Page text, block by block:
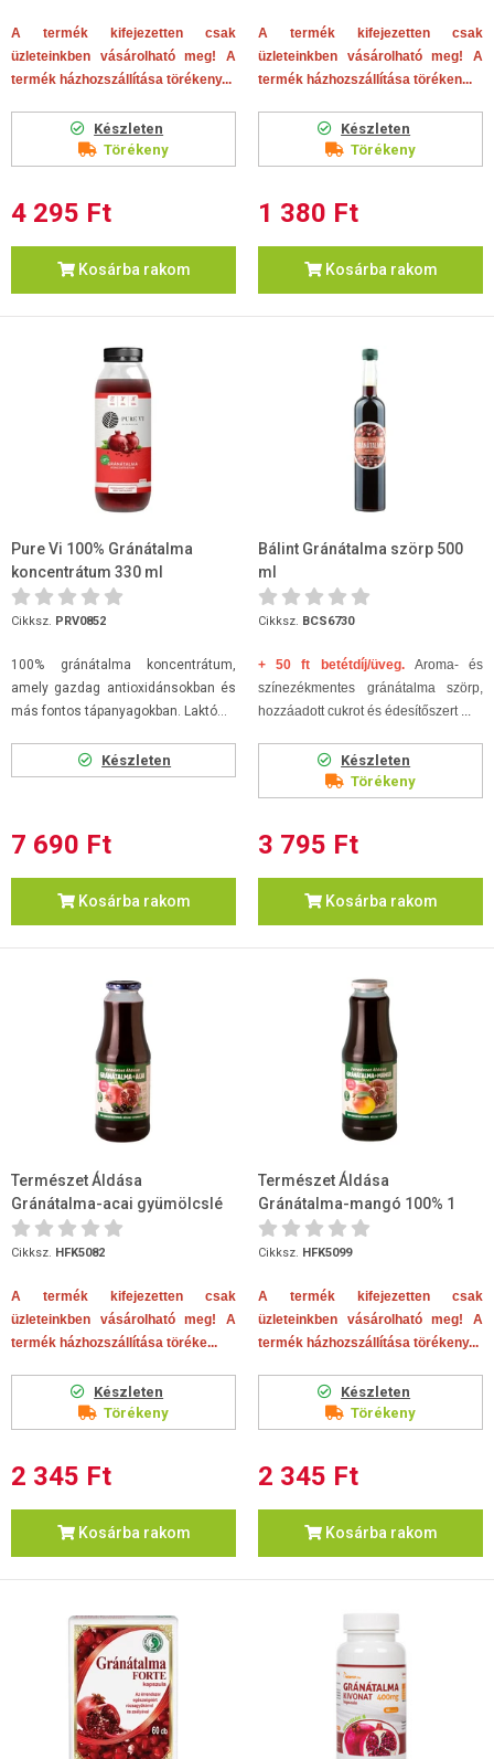
A termék kifejezetten csak
üzleteinkben vásárolható meg! A
termék házhozszállítása törékeny...
Készleten
Törékeny
4 295 Ft
Kosárba rakom
A termék kifejezetten csak
üzleteinkben vásárolható meg! A
termék házhozszállítása töréken...
Készleten
Törékeny
1 380 Ft
Kosárba rakom
Pure Vi 100% Gránátalma
koncentrátum 330 ml
Cikksz. PRV0852
100% gránátalma koncentrátum,
amely gazdag antioxidánsokban és
más fontos tápanyagokban. Laktó...
Készleten
7 690 Ft
Kosárba rakom
Bálint Gránátalma szörp 500
ml
Cikksz. BCS6730
+ 50 ft betétdíj/üveg. Aroma- és
színezékmentes gránátalma szörp,
hozzáadott cukrot és édesítőszert ...
Készleten
Törékeny
3 795 Ft
Kosárba rakom
Természet Áldása
Gránátalma-acai gyümölcslé
100% 1 liter
Cikksz. HFK5082
A termék kifejezetten csak
üzleteinkben vásárolható meg! A
termék házhozszállítása töréke...
Készleten
Törékeny
2 345 Ft
Kosárba rakom
Természet Áldása
Gránátalma-mangó 100% 1
liter
Cikksz. HFK5099
A termék kifejezetten csak
üzleteinkben vásárolható meg! A
termék házhozszállítása törékeny...
Készleten
Törékeny
2 345 Ft
Kosárba rakom